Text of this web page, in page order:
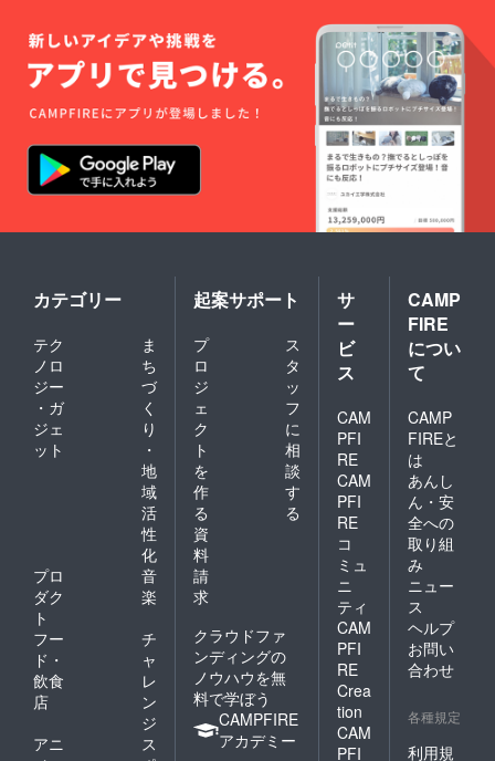
費は各
自でご
負担く
ださ
い。 ・
オリジ
ナル紋
章の作
成 西洋
に則っ
たオリ
ジナル
たしま
す。な
お、オ
リジナ
ル紋章
の作成
洋紋章
学の解
説を兼
ねた面
談が必
要とな
りま
す。面
談方法
につい
て、対
面(名古
屋市内)
または
オンラ
インを
くださ
お、対
カテゴリー
テク
ノロ
ジー
・ガ
ジェ
ット
ま
ち
づ
く
り
・
地
域
活
性
化
プロ
ダク
ト
音
楽
フー
ド・
飲食
店
チ
ャ
レ
ン
ジ
アニ
ス
起案サポート
プ
ロ
ジ
ェ
ク
ト
を
作
る
ス
タ
ッ
フ
に
相
談
す
る
資
料
請
求
クラウドファ
ンディングの
ノウハウを無
料で学ぼう
CAMPFIRE
アカデミー
サ
ー
ビ
ス
CAM
PFI
RE
CAM
PFI
RE
コ
ミュ
ニ
ティ
CAM
PFI
RE
Crea
tion
CAM
PFI
CAMP
FIRE
につい
て
CAMP
FIREと
は
あんし
ん・安
全への
取り組
み
ニュー
ス
ヘルプ
お問い
合わせ
各種規定
利用規